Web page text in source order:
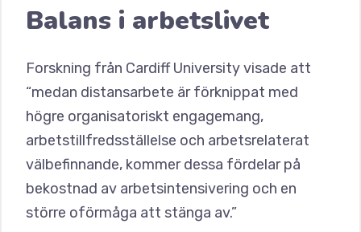
Balans i arbetslivet
Forskning från Cardiff University visade att
“medan distansarbete är förknippat med
högre organisatoriskt engagemang,
arbetstillfredsställelse och arbetsrelaterat
välbefinnande, kommer dessa fördelar på
bekostnad av arbetsintensivering och en
större oförmåga att stänga av.”